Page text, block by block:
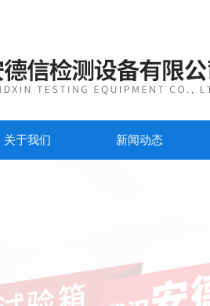
关于我们 新闻动态